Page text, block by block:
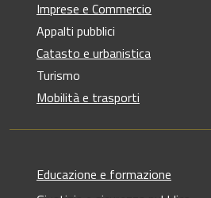
Imprese e Commercio
Appalti pubblici
Catasto e urbanistica
Turismo
Mobilità e trasporti
Educazione e formazione